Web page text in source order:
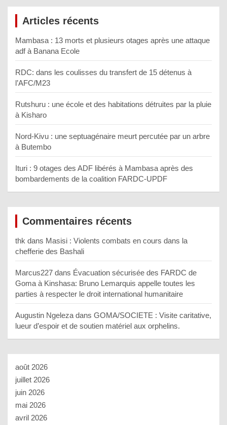
Articles récents
Mambasa : 13 morts et plusieurs otages après une attaque
adf à Banana Ecole
RDC: dans les coulisses du transfert de 15 détenus à
l’AFC/M23
Rutshuru : une école et des habitations détruites par la pluie
à Kisharo
Nord-Kivu : une septuagénaire meurt percutée par un arbre
à Butembo
Ituri : 9 otages des ADF libérés à Mambasa après des
bombardements de la coalition FARDC-UPDF
Commentaires récents
thk dans Masisi : Violents combats en cours dans la
chefferie des Bashali
Marcus227 dans Évacuation sécurisée des FARDC de
Goma à Kinshasa: Bruno Lemarquis appelle toutes les
parties à respecter le droit international humanitaire
Augustin Ngeleza dans GOMA/SOCIETE : Visite caritative,
lueur d’espoir et de soutien matériel aux orphelins.
août 2026
juillet 2026
juin 2026
mai 2026
avril 2026